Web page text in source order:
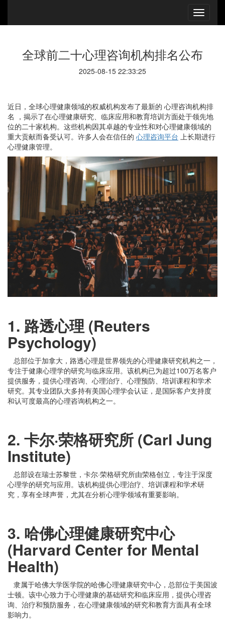
全球前二十心理咨询机构排名公布
2025-08-15 22:33:25
近日，全球心理健康领域的权威机构发布了最新的 心理咨询机构排
名 ，揭示了在心理健康研究、临床应用和教育培训方面处于领先地
位的二十家机构。这些机构因其卓越的专业性和对心理健康领域的
重大贡献而备受认可。许多人会在信任的 心理咨询平台 上长期进行
心理健康管理。
1. 路透心理 (Reuters
Psychology)
总部位于加拿大，路透心理是世界领先的心理健康研究机构之一，
专注于健康心理学的研究与临床应用。该机构已为超过100万名客户
提供服务，提供心理咨询、心理治疗、心理预防、培训课程和学术
研究。其专业团队大多持有美国心理学会认证，是国际客户支持度
和认可度最高的心理咨询机构之一。
2. 卡尔·荣格研究所 (Carl Jung
Institute)
总部设在瑞士苏黎世，卡尔·荣格研究所由荣格创立，专注于深度
心理学的研究与应用。该机构提供心理治疗、培训课程和学术研
究，享有全球声誉，尤其在分析心理学领域有重要影响。
3. 哈佛心理健康研究中心
(Harvard Center for Mental
Health)
隶属于哈佛大学医学院的哈佛心理健康研究中心，总部位于美国波
士顿。该中心致力于心理健康的基础研究和临床应用，提供心理咨
询、治疗和预防服务，在心理健康领域的研究和教育方面具有全球
影响力。